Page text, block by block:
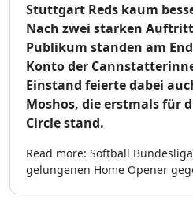
Stuttgart Reds kaum
Nach zwei starken
Publikum standen am
Konto der
Einstand feierte dabei
Moshos, die erstmals für
Circle stand.
Read more: Softball
gelungenen Home Opener